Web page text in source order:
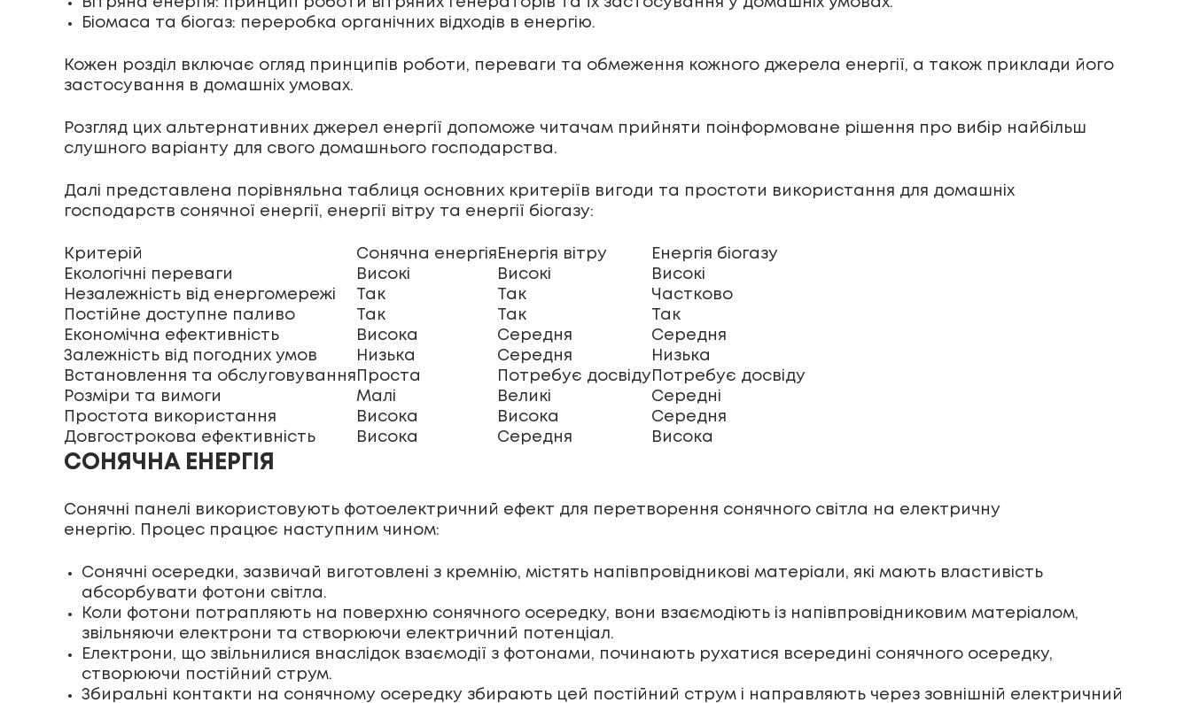
Біомаса та біогаз: переробка органічних відходів в енергію.
Кожен розділ включає огляд принципів роботи, переваги та обмеження кожного джерела енергії, а також приклади його
застосування в домашніх умовах.
Розгляд цих альтернативних джерел енергії допоможе читачам прийняти поінформоване рішення про вибір найбільш
слушного варіанту для свого домашнього господарства.
Далі представлена ​​порівняльна таблиця основних критеріїв вигоди та простоти використання для домашніх
господарств сонячної енергії, енергії вітру та енергії біогазу:
Критерій Сонячна енергія Енергія вітру
Енергія біогазу
Екологічні переваги
Високі Високі
Високі
Незалежність від енергомережі
Так Так
Частково
Постійне доступне паливо
Так Так
Так
Економічна ефективність
Висока Середня
Середня
Залежність від погодних умов
Низька Середня
Низька
Встановлення та обслуговування Проста Потребує досвіду Потребує досвіду
Розміри та вимоги
Малі Великі
Середні
Простота використання
Висока Висока
Середня
Довгострокова ефективність
Висока Середня Висока
СОНЯЧНА ЕНЕРГІЯ
Сонячні панелі використовують фотоелектричний ефект для перетворення сонячного світла на електричну
енергію. Процес працює наступним чином:
Сонячні осередки, зазвичай виготовлені з кремнію, містять напівпровідникові матеріали, які мають властивість
абсорбувати фотони світла.
Коли фотони потрапляють на поверхню сонячного осередку, вони взаємодіють із напівпровідниковим матеріалом,
звільняючи електрони та створюючи електричний потенціал.
Електрони, що звільнилися внаслідок взаємодії з фотонами, починають рухатися всередині сонячного осередку,
створюючи постійний струм.
Збиральні контакти на сонячному осередку збирають цей постійний струм і направляють через зовнішній електричний